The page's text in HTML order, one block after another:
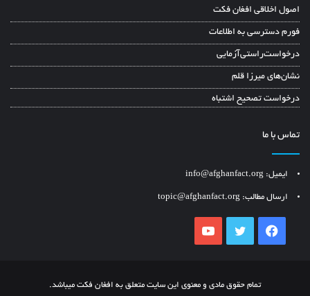
اصول اخلاقی افغان فکت
فورم دسترسی به اطلاعات
درخواست‌راستی‌آزمایی
نشان‌های میرزا قلم
درخواست تصحیح اشتباه
تماس با ما
ایمیل: info@afghanfact.org
ارسال مطالب: topic@afghanfact.org
Facebook
Twitter
YouTube
تمام حقوق مادی و معنوی این سایت متعلق به افغان فکت میباشد.